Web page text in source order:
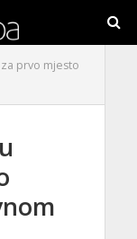
prvo mjesto